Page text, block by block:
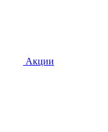
Акции